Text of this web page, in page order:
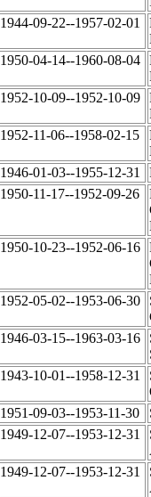
1944-09-22--1957-02-01
1950-04-14--1960-08-04
1952-10-09--1952-10-09
1952-11-06--1958-02-15
1946-01-03--1955-12-31
1950-11-17--1952-09-26
1950-10-23--1952-06-16
1952-05-02--1953-06-30
1946-03-15--1963-03-16
1943-10-01--1958-12-31
1951-09-03--1953-11-30
1949-12-07--1953-12-31
1949-12-07--1953-12-31